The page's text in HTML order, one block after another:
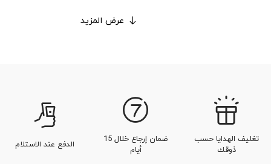
عرض المزيد
تغليف الهدايا حسب
ذوقك
ضمان إرجاع خلال 15
أيام
الدفع عند الاستلام